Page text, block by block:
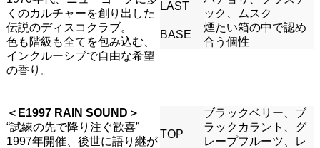
くのカルチャーを創り出した
伝説のディスコクラブ。
色も階級も全てを包み込む、
インクルーシブで自由な希望
の香り。
LAST
ック、ムスク
BASE
煙たい箱の中で認め
合う個性
＜E1997 RAIN SOUND＞
“試練の先で降り注ぐ歓喜”
1997年開催、後世に語り継が
TOP
ブラックベリー、ブ
ラックカラント、グ
レープフルーツ、レ